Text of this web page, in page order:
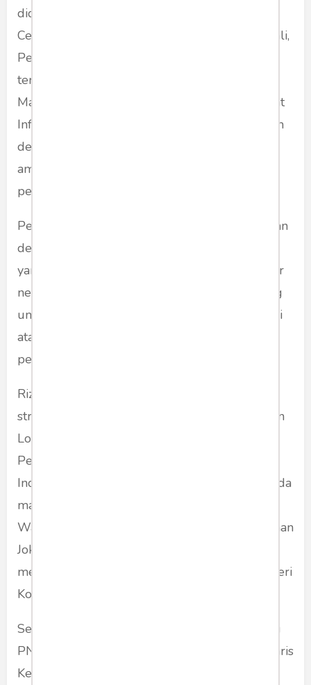
didanai China meliputi proyek seperti, Kereta
Cepat Jakarta-Bandung, pabrik baja di Morowali,
Pembangkit Listrik Tenaga Air di Kalimantan
termasuk proyek Kawasan Ekonomi Khusus
Mandalika yang didanai lewat Asian Investment
Infrastructure Bank (AIIB). Tidak ada yang salah
dengan mimpi seorang pemimpin yang punya
ambisi mempercepat pertumbuhan serta
pemerataan untuk mensejahtrakan rakyatnya.
Perdebatan menyangkut strategi pembangunan
dengan prioritas pembangunan infrastruktur
yang bertumpuh pada investasi dalam dan luar
negeri ini merupakan debat lama. Mereka yang
umumnya bersuara lantang seperti Rizal Ramli
atau Said Didu pernah terlibat di bawah rezim
pembangunanisme ini.
Rizal sendiri beberapa kali menempati jabatan
strategis dipemerintahan, Kepala Badan Urusan
Logistik (Bulog), Menteri Koordinator bidang
Perekonomian, serta Menteri Keuangan
Indonesia pada Kabinet Persatuan Nasional pada
masa pemerintahan Presiden Abdurrahman
Wahid. Bahkan di periode pertama pemerintahan
Joko Widodo, Rizal Ramli diberi kewenangan
mengurus masalah kemaritiman sebagai Menteri
Koordinator Maritim.
Sementara Said Didu yang meniti karir sebagai
PNS dan beruntung menjabat sebagai Sekretaris
Kementerian BUMN di 2005 dengan posisi